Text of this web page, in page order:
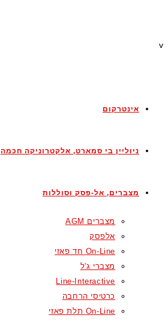
v
אינטרקום
ניוליין בי סמארט, אלקטרוניקה חכמה
מצברים, אל-פסק וסוללות
מצברים AGM
אלפסק
On-Line חד פאזי
מצברי ג'ל
Line-Interactive
כרטיסי הרחבה
On-Line תלת פאזי